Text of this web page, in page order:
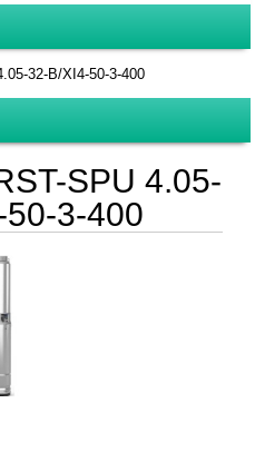
32-B/XI4-50-3-400
SPU 4.05-
3-400